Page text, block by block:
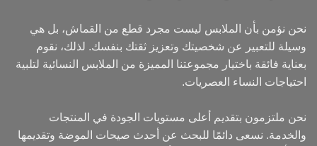
نحن نؤمن بأن الملابس ليست مجرد قطع من القماش، بل هي
وسيلة للتعبير عن شخصيتك وتعزيز ثقتك بنفسك. لذلك، نقوم
بعناية فائقة باختيار مجموعتنا المميزة من الملابس النسائية لتلبية
احتياجات النساء العصريات.
نحن ملتزمون بتقديم أعلى مستويات الجودة في المنتجات
والخدمة. نسعى دائمًا للبحث عن أحدث صيحات الموضة وتقديمها